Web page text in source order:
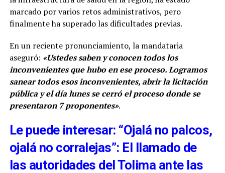
marcado por varios retos administrativos, pero
finalmente ha superado las dificultades previas.
En un reciente pronunciamiento, la mandataria
aseguró: «Ustedes saben y conocen todos los
inconvenientes que hubo en ese proceso. Logramos
sanear todos esos inconvenientes, abrir la licitación
pública y el día lunes se cerró el proceso donde se
presentaron 7 proponentes».
Le puede interesar: “Ojalá no palcos,
ojalá no corralejas”: El llamado de
las autoridades del Tolima ante las